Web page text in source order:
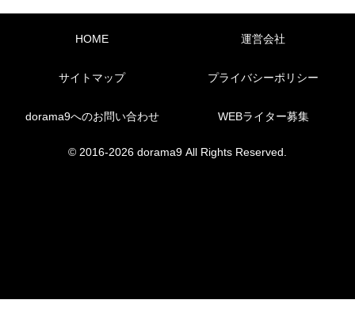
HOME 運営会社
サイトマップ プライバシーポリシー
dorama9へのお問い合わせ WEBライター募集
© 2016-2026 dorama9 All Rights Reserved.